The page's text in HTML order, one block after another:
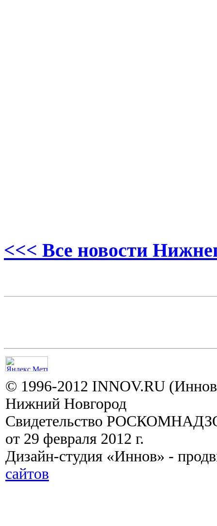
<<< Все новости
© 1996-2012 INNOV.RU
Нижний Новгород
Свидетельство
от 29 февраля 2012 г.
Дизайн-студия «Иннов» -
сайтов